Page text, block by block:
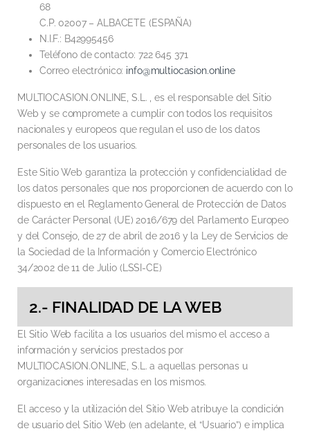
68
C.P. 02007 – ALBACETE (ESPAÑA)
N.I.F.: B42995456
Teléfono de contacto: 722 645 371
Correo electrónico: info@multiocasion.online
MULTIOCASION.ONLINE, S.L. , es el responsable del Sitio
Web y se compromete a cumplir con todos los requisitos
nacionales y europeos que regulan el uso de los datos
personales de los usuarios.
Este Sitio Web garantiza la protección y confidencialidad de
los datos personales que nos proporcionen de acuerdo con lo
dispuesto en el Reglamento General de Protección de Datos
de Carácter Personal (UE) 2016/679 del Parlamento Europeo
y del Consejo, de 27 de abril de 2016 y la Ley de Servicios de
la Sociedad de la Información y Comercio Electrónico
34/2002 de 11 de Julio (LSSI-CE)
2.- FINALIDAD DE LA WEB
El Sitio Web facilita a los usuarios del mismo el acceso a
información y servicios prestados por
MULTIOCASION.ONLINE, S.L. a aquellas personas u
organizaciones interesadas en los mismos.
El acceso y la utilización del Sitio Web atribuye la condición
de usuario del Sitio Web (en adelante, el “Usuario”) e implica